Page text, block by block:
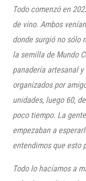
Todo comenzó en
de vino. Ambos
donde surgió no sólo
la semilla de Mundo
panadería artesanal
organizados por
unidades, luego 60,
poco tiempo. La
empezaban a
entendimos que esto
Todo lo hacíamos a